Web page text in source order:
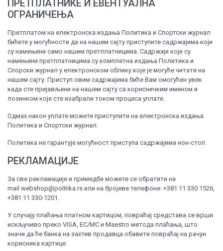
ПРЕТПЛАТНИКЕ И ЕВЕНТУАЛНА
ОГРАНИЧЕЊА
Претплатом на електронска издања Политика и Спортски журнал
бићете у могућности да на нашем сајту приступите садржајима који
су намењени само нашим претплатницима. Садржаји који су
намењени претплатницима су комплетна издања Политика и
Спорски журнал у електронском облику које је могуће читати на
нашем сајту. Приступ овим садржајима биће Вам омогућен увек
када сте пријављени на нашем сајту са корисничким именом и
лозинком које сте изабрали током процеса уплате.
Одмах након уплате можете приступити на електронска издања
Политика и Спортски журнал.
Политика не гарантује могућност приступа садржајима нон-стоп.
РЕКЛАМАЦИЈЕ
За све рекламације и примедбе можете се обратити на
mail webshop@politika.rs или на бројеве телефонe: +381 11 330 1526,
+381 11 330-1201.
У случају плаћања платном картицом, повраћај средстава се врши
искључиво преко VISA, EC/MC и Maestro метода плаћања, што
значи да ће банка на захтев продавца обавити повраћај на рачун
корисника картице.